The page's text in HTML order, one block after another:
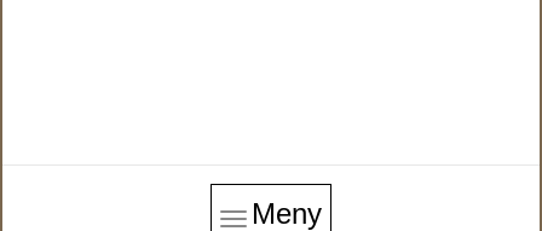
Meny